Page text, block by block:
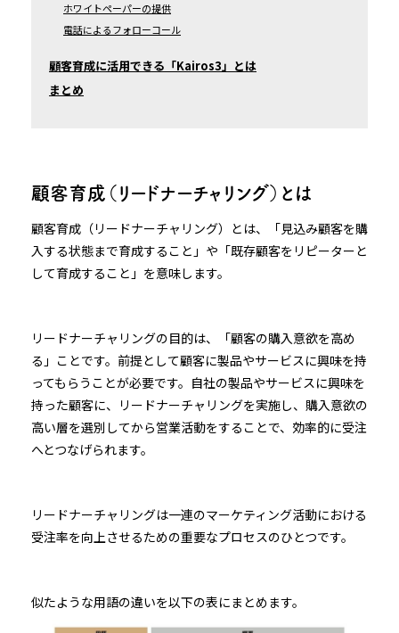
ホワイトペーパーの提供
電話によるフォローコール
顧客育成に活用できる「Kairos3」とは
まとめ
顧客育成（リードナーチャリング）とは
顧客育成（リードナーチャリング）とは、「見込み顧客を購
入する状態まで育成すること」や「既存顧客をリピーターと
して育成すること」を意味します。
リードナーチャリングの目的は、「顧客の購入意欲を高め
る」ことです。前提として顧客に製品やサービスに興味を持
ってもらうことが必要です。自社の製品やサービスに興味を
持った顧客に、リードナーチャリングを実施し、購入意欲の
高い層を選別してから営業活動をすることで、効率的に受注
へとつなげられます。
リードナーチャリングは一連のマーケティング活動における
受注率を向上させるための重要なプロセスのひとつです。
似たような用語の違いを以下の表にまとめます。